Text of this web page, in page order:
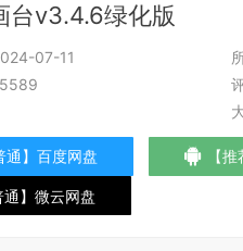
台v3.4.6绿化版
07-11
通】百度网盘 【
通】微云网盘